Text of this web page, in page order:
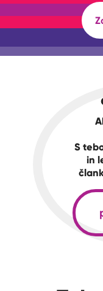
S
in